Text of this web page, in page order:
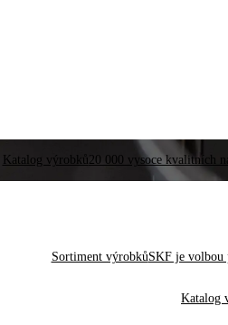
Katalog výrobků20 000 vysoce kvalitních
Sortiment výrobkůSKF je volbou
Katalog